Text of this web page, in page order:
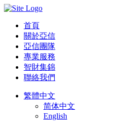
首頁
關於亞信
亞信團隊
專業服務
智財集錦
聯絡我們
繁體中文
简体中文
English